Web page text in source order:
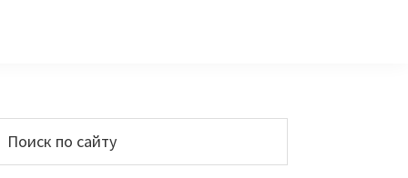
Основной